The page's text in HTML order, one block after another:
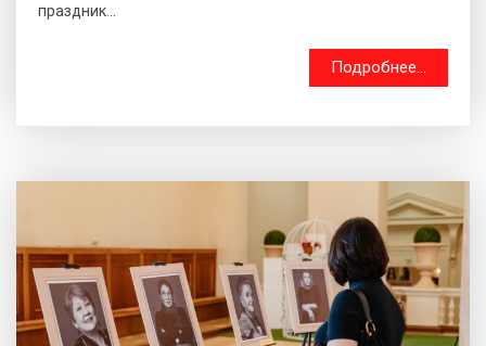
праздник...
Подробнее...